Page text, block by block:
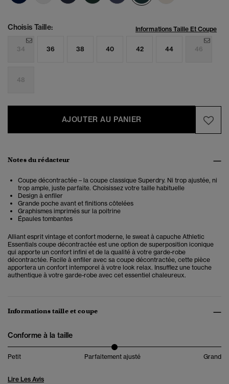
Choisis Taille: Informations Taille Et Coupe
34 36 38 40 42 44 46
48
AJOUTER AU PANIER
Notes du rédacteur
Coupe décontractée – la coupe classique Superdry. Ni trop ajustée, ni
trop ample, juste parfaite. Choisissez votre taille habituelle
Design à enfiler
Grande poche avant et finitions côtelées
Graphismes imprimés sur la poitrine
Épaules tombantes
Alliant esprit vintage et confort moderne, le sweat à capuche Athletic
Essentials coupe décontractée est une option de superposition iconique
qui apporte un confort infini et de la qualité à votre garde-robe
décontractée. Facile à enfiler avec sa coupe décontractée, cette pièce
apportera un confort intemporel à votre look relax. Insufflez une touche
authentique à votre garde-robe avec cet essentiel chaleureux.
Informations taille et coupe
Conforme à la taille
Petit Parfaitement ajusté Grand
Lire Les Avis